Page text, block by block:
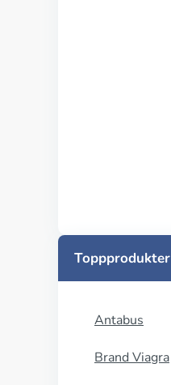
Toppprodukter
Antabus
Brand Viagra